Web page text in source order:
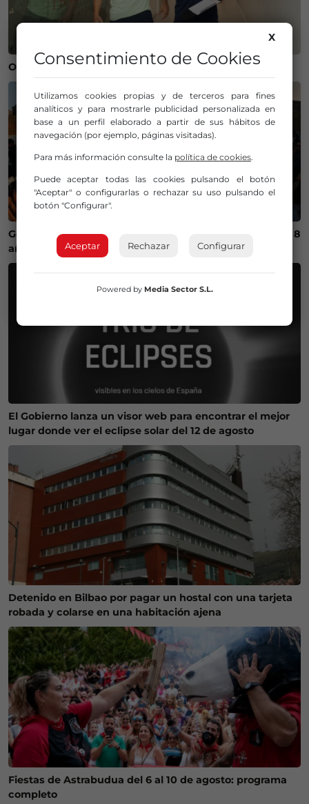
Operación salida para Andoni Gorosabel
Getxo recupera un campeonato internacional de skate 8
años después
El Gobierno lanza un visor web para encontrar el mejor
lugar donde ver el eclipse solar del 12 de agosto
Detenido en Bilbao por pagar un hostal con una tarjeta
robada y colarse en una habitación ajena
Fiestas de Astrabudua del 6 al 10 de agosto: programa
completo
X
Consentimiento de Cookies
Utilizamos cookies propias y de terceros para fines
analíticos y para mostrarle publicidad personalizada en
base a un perfil elaborado a partir de sus hábitos de
navegación (por ejemplo, páginas visitadas).
Para más información consulte la política de cookies.
Puede aceptar todas las cookies pulsando el botón
"Aceptar" o configurarlas o rechazar su uso pulsando el
botón "Configurar".
Aceptar Rechazar Configurar
Powered by Media Sector S.L.